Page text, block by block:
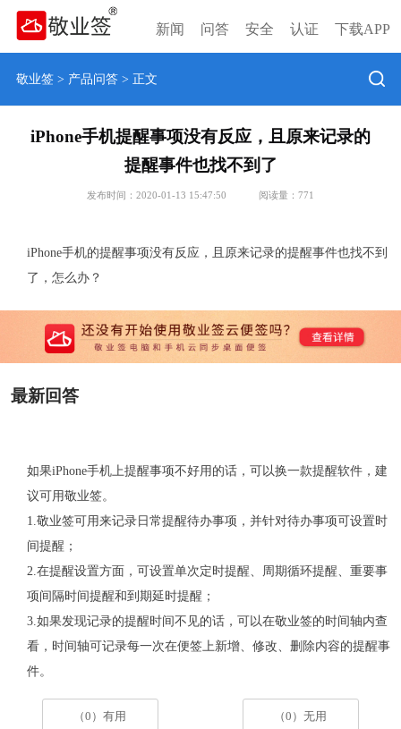
新闻 问答 安全 认证 下载APP
敬业签> 产品问答> 正文
iPhone手机提醒事项没有反应，且原来记录的
提醒事件也找不到了
发布时间：2020-01-13 15:47:50 阅读量： 771
iPhone手机的提醒事项没有反应，且原来记录的提醒事件也找不到
了，怎么办？
最新回答
如果iPhone手机上提醒事项不好用的话，可以换一款提醒软件，建
议可用敬业签。
1.敬业签可用来记录日常提醒待办事项，并针对待办事项可设置时
间提醒；
2.在提醒设置方面，可设置单次定时提醒、周期循环提醒、重要事
项间隔时间提醒和到期延时提醒；
3.如果发现记录的提醒时间不见的话，可以在敬业签的时间轴内查
看，时间轴可记录每一次在便签上新增、修改、删除内容的提醒事
件。
（0）有用 （0）无用